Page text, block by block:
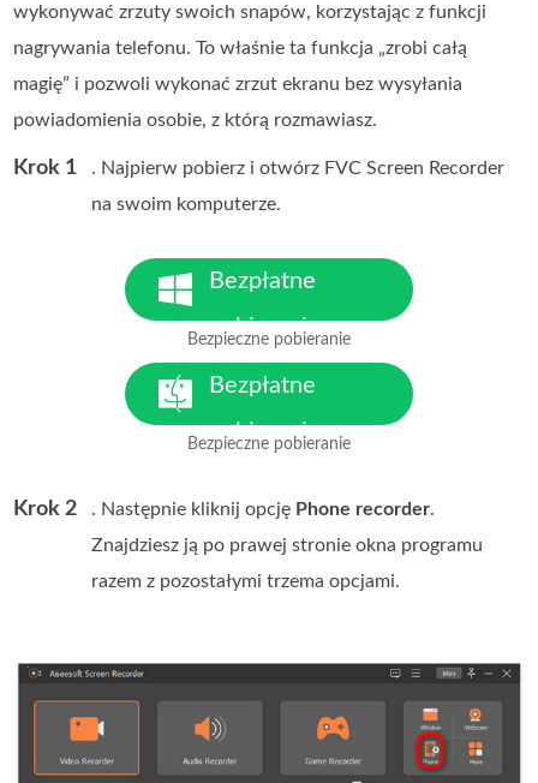
wykonywać zrzuty swoich snapów, korzystając z funkcji
nagrywania telefonu. To właśnie ta funkcja „zrobi całą
magię” i pozwoli wykonać zrzut ekranu bez wysyłania
powiadomienia osobie, z którą rozmawiasz.
Krok 1
. Najpierw pobierz i otwórz FVC Screen Recorder
na swoim komputerze.
Bezpłatne
pobieranie
Dla Windows 7 lub nowszego
Bezpieczne pobieranie
Bezpłatne
pobieranie
Dla MacOS 10.7 lub nowszego
Bezpieczne pobieranie
Krok 2 . Następnie kliknij opcję Phone recorder.
Znajdziesz ją po prawej stronie okna programu
razem z pozostałymi trzema opcjami.